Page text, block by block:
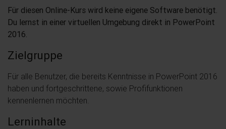
Für diesen Online-Kurs wird keine eigene Software benötigt.
Du lernst in einer virtuellen Umgebung direkt in PowerPoint
2016.
Zielgruppe
Für alle Benutzer, die bereits Kenntnisse in PowerPoint 2016
haben und fortgeschrittene, sowie Profifunktionen
kennenlernen möchten.
Lerninhalte